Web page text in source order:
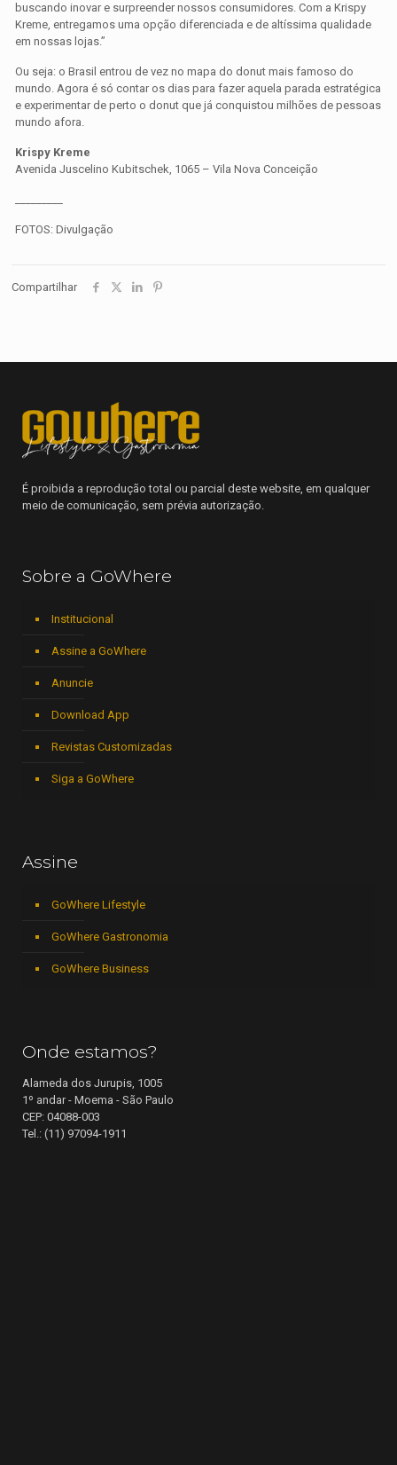
buscando inovar e surpreender nossos consumidores. Com a Krispy
Kreme, entregamos uma opção diferenciada e de altíssima qualidade
em nossas lojas.”
Ou seja: o Brasil entrou de vez no mapa do donut mais famoso do
mundo. Agora é só contar os dias para fazer aquela parada estratégica
e experimentar de perto o donut que já conquistou milhões de pessoas
mundo afora.
Krispy Kreme
Avenida Juscelino Kubitschek, 1065 – Vila Nova Conceição
FOTOS: Divulgação
Compartilhar
É proibida a reprodução total ou parcial deste website, em qualquer
meio de comunicação, sem prévia autorização.
Sobre a GoWhere
Institucional
Assine a GoWhere
Anuncie
Download App
Revistas Customizadas
Siga a GoWhere
Assine
GoWhere Lifestyle
GoWhere Gastronomia
GoWhere Business
Onde estamos?
Alameda dos Jurupis, 1005
1º andar - Moema - São Paulo
CEP: 04088-003
Tel.: (11) 97094-1911